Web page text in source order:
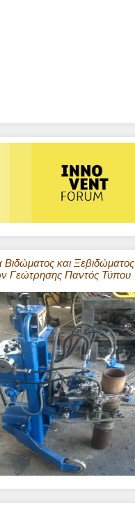
Βιδώματος και Ξεβιδώματος
Γεώτρησης Παντός Τύπου